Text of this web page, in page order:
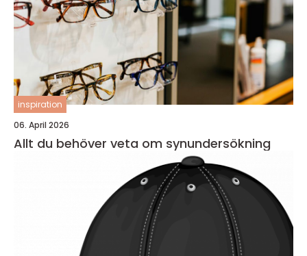
inspiration
06. April 2026
Allt du behöver veta om synundersökning